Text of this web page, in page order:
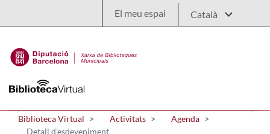
El meu espai
Biblioteca Virtual Activitats
Agenda
Detall d'esdeveniment